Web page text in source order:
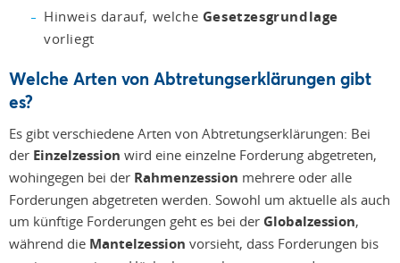
Hinweis darauf, welche Gesetzesgrundlage
vorliegt
Welche Arten von Abtretungserklärungen gibt
es?
Es gibt verschiedene Arten von Abtretungserklärungen: Bei
der Einzelzession wird eine einzelne Forderung abgetreten,
wohingegen bei der Rahmenzession mehrere oder alle
Forderungen abgetreten werden. Sowohl um aktuelle als auch
um künftige Forderungen geht es bei der Globalzession,
während die Mantelzession vorsieht, dass Forderungen bis